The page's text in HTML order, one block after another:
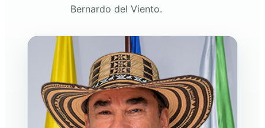
Bernardo del Viento.